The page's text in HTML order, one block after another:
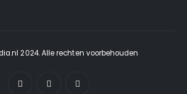
2024. Alle rechten voorbehouden